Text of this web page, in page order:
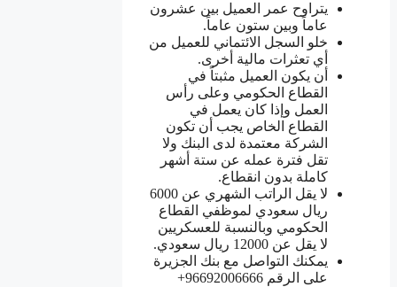
يتراوح عمر العميل بين عشرون
عاماً وبين ستون عاماً.
خلو السجل الائتماني للعميل من
أي تعثرات مالية أخرى.
أن يكون العميل مثبتاً في
القطاع الحكومي وعلى رأس
العمل وإذا كان يعمل في
القطاع الخاص يجب أن تكون
الشركة معتمدة لدى البنك ولا
تقل فترة عمله عن ستة أشهر
كاملة بدون انقطاع.
لا يقل الراتب الشهري عن 6000
ريال سعودي لموظفي القطاع
الحكومي وبالنسبة للعسكريين
لا يقل عن 12000 ريال سعودي.
يمكنك التواصل مع بنك الجزيرة
على الرقم 96692006666+